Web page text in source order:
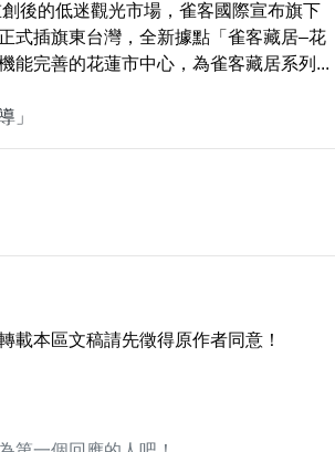
後的低迷觀光市場，雀客國際宣布旗下
式插旗東台灣，全新據點「雀客藏居–花
能完善的花蓮市中心，為雀客藏居系列...
」
載本區文稿請先徵得原作者同意！